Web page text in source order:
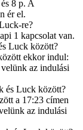
8 p. A
ér el.
re?
1 kapcsolat van.
Luck között?
ekkor indul:
az indulási
és Luck között?
a 17:23 címen
az indulási